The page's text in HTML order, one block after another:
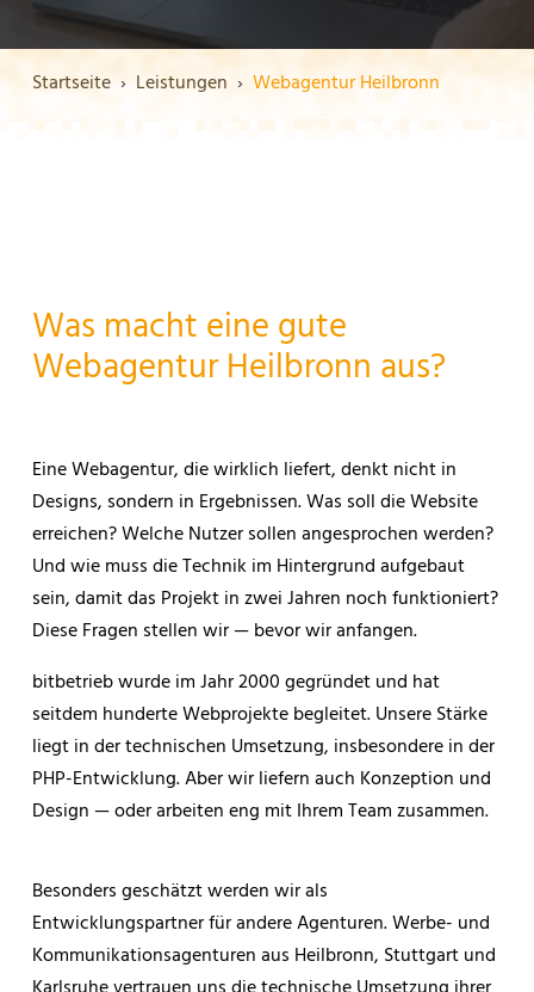
Startseite Leistungen Webagentur Heilbronn
Was macht eine gute
Webagentur Heilbronn aus?
Eine Webagentur, die wirklich liefert, denkt nicht in
Designs, sondern in Ergebnissen. Was soll die Website
erreichen? Welche Nutzer sollen angesprochen werden?
Und wie muss die Technik im Hintergrund aufgebaut
sein, damit das Projekt in zwei Jahren noch funktioniert?
Diese Fragen stellen wir — bevor wir anfangen.
bitbetrieb wurde im Jahr 2000 gegründet und hat
seitdem hunderte Webprojekte begleitet. Unsere Stärke
liegt in der technischen Umsetzung, insbesondere in der
PHP-Entwicklung. Aber wir liefern auch Konzeption und
Design — oder arbeiten eng mit Ihrem Team zusammen.
Besonders geschätzt werden wir als
Entwicklungspartner für andere Agenturen. Werbe- und
Kommunikationsagenturen aus Heilbronn, Stuttgart und